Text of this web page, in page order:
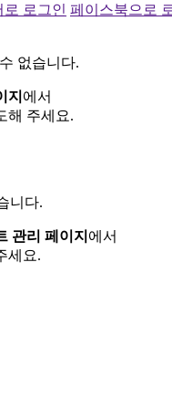
로 로그인 페이스북으로
없습니다.
지 에서
해 주세요.
니다.
관리 페이지 에서
세요.